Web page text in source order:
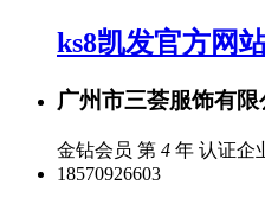
ks8凯发官方网
广州市三荟服饰有限
金钻会员 第 4 年 认证企
18570926603